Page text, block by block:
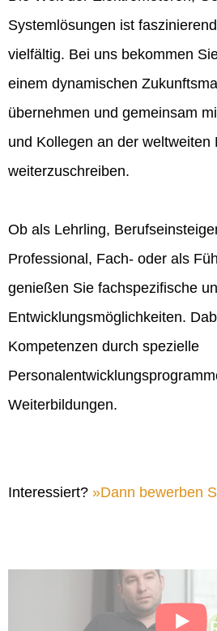
Systemlösungen ist
vielfältig. Bei uns bekommen
einem dynamischen
übernehmen und gemeinsam
und Kollegen an der weltweiten
weiterzuschreiben.
Ob als Lehrling,
Professional, Fach- oder als
genießen Sie fachspezifische
Entwicklungsmöglichkeiten.
Kompetenzen durch spezielle
Weiterbildungen.
Interessiert? Dann bewerben